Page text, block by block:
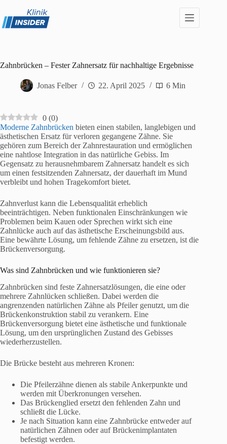
springen
Zahnbrücken – Fester Zahnersatz für nachhaltige Ergebnisse
Jonas Felber 22. April 2025 6 Min
0 (0)
Moderne Zahnbrücken bieten einen stabilen, langlebigen und
ästhetischen Ersatz für verloren gegangene Zähne. Sie
gehören zum Bereich der Zahnrestauration und ermöglichen
eine nahtlose Integration in das natürliche Gebiss. Im
Gegensatz zu herausnehmbarem Zahnersatz handelt es sich
um einen festsitzenden Zahnersatz, der dauerhaft im Mund
verbleibt und hohen Tragekomfort bietet.
Zahnverlust kann die Lebensqualität erheblich
beeinträchtigen. Neben funktionalen Einschränkungen wie
Problemen beim Kauen oder Sprechen wirkt sich eine
Zahnlücke auch auf das ästhetische Erscheinungsbild aus.
Eine bewährte Lösung, um fehlende Zähne zu ersetzen, ist die
Brückenversorgung.
Was sind Zahnbrücken und wie funktionieren sie?
Zahnbrücken sind feste Zahnersatzlösungen, die eine oder
mehrere Zahnlücken schließen. Dabei werden die
angrenzenden natürlichen Zähne als Pfeiler genutzt, um die
Brückenkonstruktion stabil zu verankern. Eine
Brückenversorgung bietet eine ästhetische und funktionale
Lösung, um den ursprünglichen Zustand des Gebisses
wiederherzustellen.
Die Brücke besteht aus mehreren Kronen:
Die Pfeilerzähne dienen als stabile Ankerpunkte und
werden mit Überkronungen versehen.
Das Brückenglied ersetzt den fehlenden Zahn und
schließt die Lücke.
Je nach Situation kann eine Zahnbrücke entweder auf
natürlichen Zähnen oder auf Brückenimplantaten
befestigt werden.